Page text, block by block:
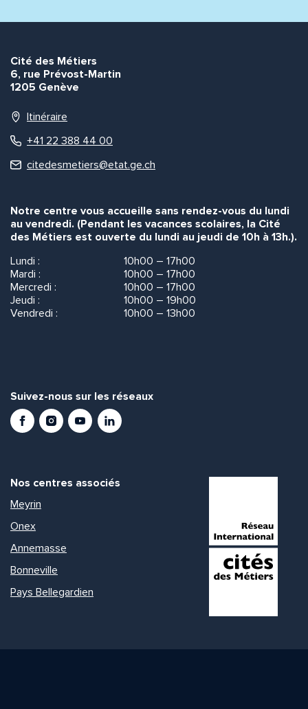
Cité des Métiers
6, rue Prévost-Martin
1205 Genève
Itinéraire
+41 22 388 44 00
citedesmetiers@etat.ge.ch
Notre centre vous accueille sans rendez-vous du lundi
au vendredi. (Pendant les vacances scolaires, la Cité
des Métiers est ouverte du lundi au jeudi de 10h à 13h.).
Lundi :
10h00 – 17h00
Mardi :
10h00 – 17h00
Mercredi :
10h00 – 17h00
Jeudi :
10h00 – 19h00
Vendredi :
10h00 – 13h00
Suivez-nous sur les réseaux
FacebookInstagramYoutubeLinkedIn
Nos centres associés
Meyrin
Onex
Annemasse
Bonneville
Pays Bellegardien